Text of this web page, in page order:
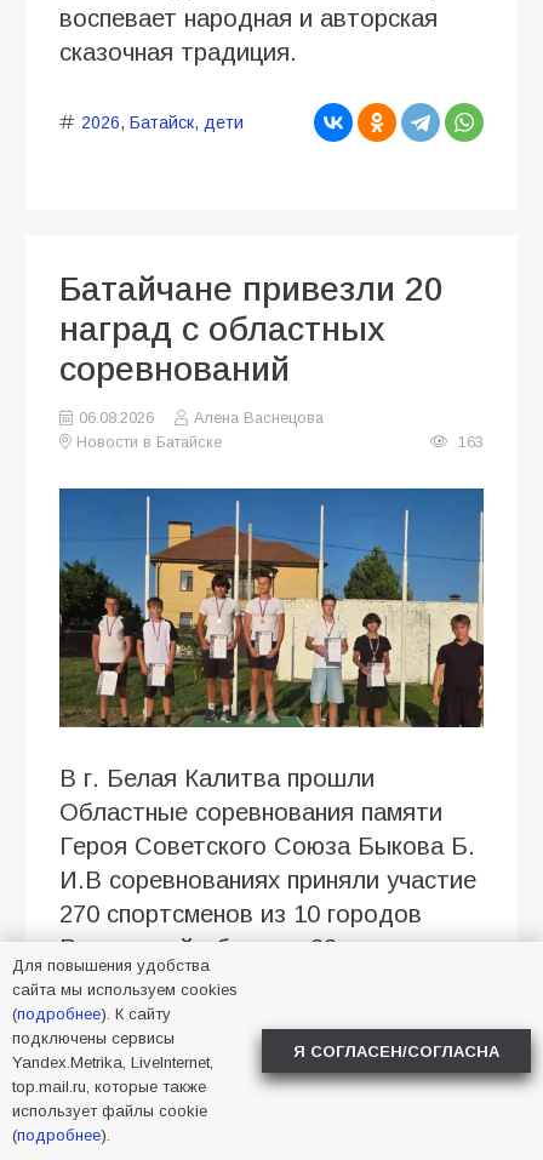
воспевает народная и авторская
сказочная традиция.
2026, Батайск, дети
Батайчане привезли 20
наград с областных
соревнований
06.08.2026
Алена Васнецова
Новости в Батайске
163
В г. Белая Калитва прошли
Областные соревнования памяти
Героя Советского Союза Быкова Б.
И.В соревнованиях приняли участие
270 спортсменов из 10 городов
Ростовской области, 22 спортсмена
из Спортивной школы города
Батайска.
Соревнования проходили в трех
возрастных группах: юноши и
девушки до 17 лет и до 15 лет,
Для повышения удобства
сайта мы используем cookies
(подробнее). К сайту
подключены сервисы
Yandex.Metrika, LiveInternet,
top.mail.ru, которые также
использует файлы cookie
(подробнее).
Я СОГЛАСЕН/СОГЛАСНА